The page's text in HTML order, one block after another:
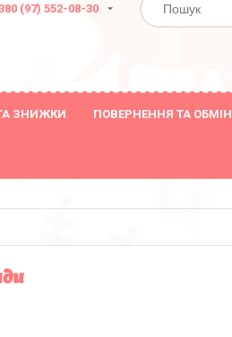
(97) 552-08-30
ЗНИЖКИ ПОВЕРНЕННЯ ТА ОБМІН